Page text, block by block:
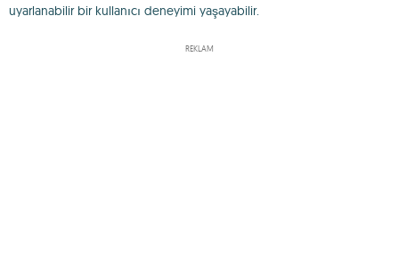
uyarlanabilir bir kullanıcı deneyimi yaşayabilir.
REKLAM